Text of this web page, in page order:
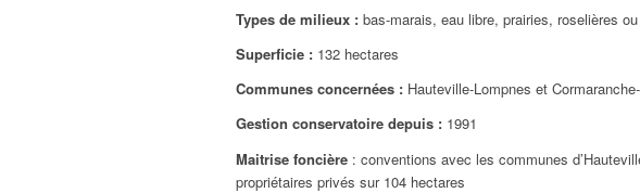
Types de milieux : bas-marais, eau libre, prairies, roselières
Superficie : 132 hectares
Communes concernées : Hauteville-Lompnes et
Gestion conservatoire depuis : 1991
Maitrise foncière : conventions avec les communes
propriétaires privés sur 104 hectares